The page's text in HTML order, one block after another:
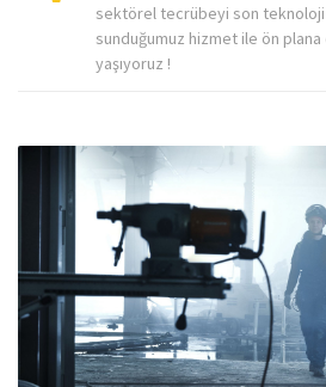
sektörel tecrübeyi son teknoloji
sunduğumuz hizmet ile ön plana
yaşıyoruz !